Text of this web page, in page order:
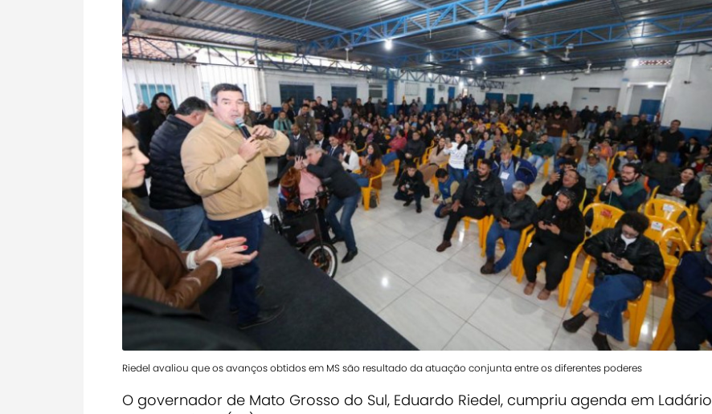
Riedel avaliou que os avanços obtidos em MS são resultado da atuação conjunta entre os diferentes poderes
O governador de Mato Grosso do Sul, Eduardo Riedel, cumpriu agenda em Ladário